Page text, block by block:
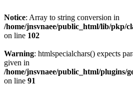
Notice: Array to string conversion in
/home/jnsvnaee/public_html/lib/pkp/
on line 102
Warning: htmlspecialchars() expects
given in
/home/jnsvnaee/public_html/plugins/
on line 91